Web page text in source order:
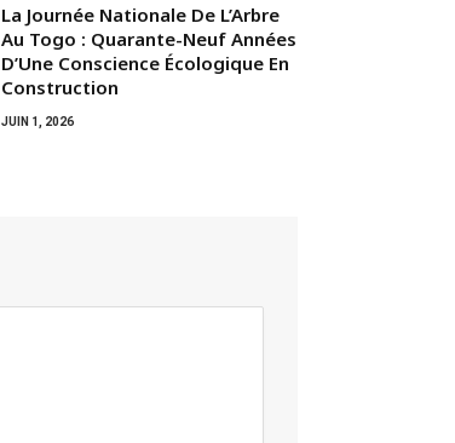
La Journée Nationale De L’Arbre
Au Togo : Quarante-Neuf Années
D’Une Conscience Écologique En
Construction
JUIN 1, 2026